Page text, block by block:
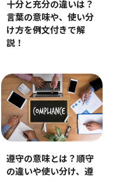
十分と充分の違いは？
言葉の意味や、使い分
け方を例文付きで解
説！
遵守の意味とは？順守
の違いや使い分け、遵